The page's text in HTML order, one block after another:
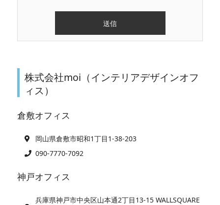
株式会社moi（インテリアデザインオフ
ィス）
倉敷オフィス
岡山県倉敷市昭和1丁目1-38-203
090-7770-7092
神戸オフィス
兵庫県神戸市中央区山本通2丁目13-15 WALLSQUARE